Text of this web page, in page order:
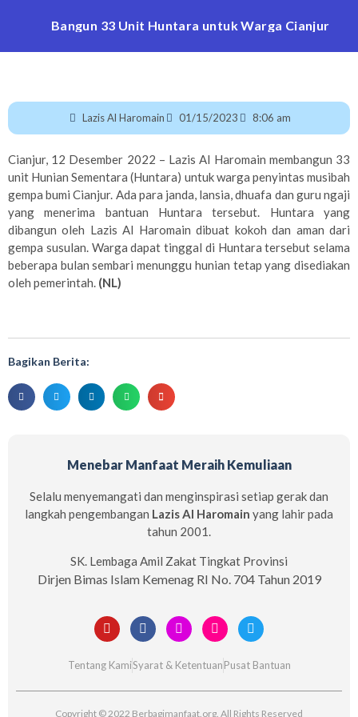
Bangun 33 Unit Huntara untuk Warga Cianjur
Lazis Al Haromain 01/15/2023 8:06 am
Cianjur, 12 Desember 2022 – Lazis Al Haromain membangun 33
unit Hunian Sementara (Huntara) untuk warga penyintas musibah
gempa bumi Cianjur. Ada para janda, lansia, dhuafa dan guru ngaji
yang menerima bantuan Huntara tersebut. Huntara yang
dibangun oleh Lazis Al Haromain dibuat kokoh dan aman dari
gempa susulan. Warga dapat tinggal di Huntara tersebut selama
beberapa bulan sembari menunggu hunian tetap yang disediakan
oleh pemerintah. (NL)
Bagikan Berita:
Menebar Manfaat Meraih Kemuliaan
Selalu menyemangati dan menginspirasi setiap gerak dan
langkah pengembangan Lazis Al Haromain yang lahir pada
tahun 2001.
SK. Lembaga Amil Zakat Tingkat Provinsi
Dirjen Bimas Islam Kemenag RI No. 704 Tahun 2019
Tentang KamiSyarat & KetentuanPusat Bantuan
Copyright © 2022 Berbagimanfaat.org. All Rights Reserved